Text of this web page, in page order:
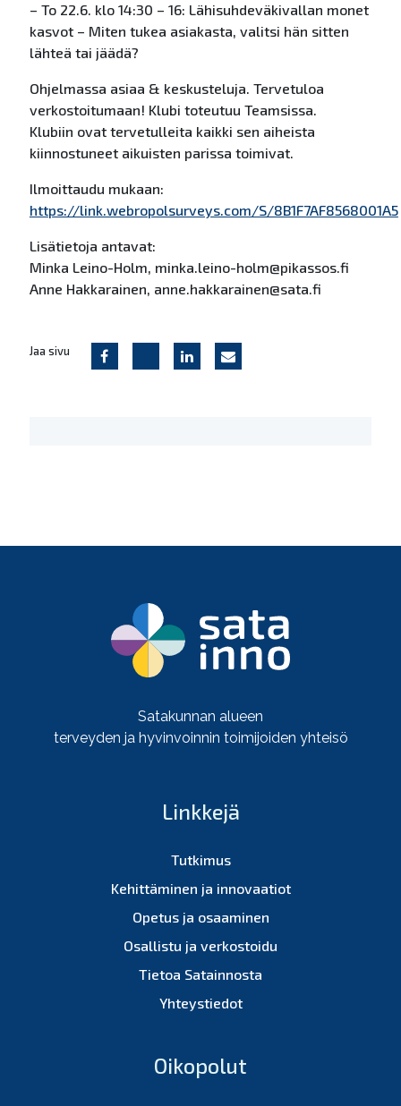
– To 22.6. klo 14:30 – 16: Lähisuhdeväkivallan monet
kasvot – Miten tukea asiakasta, valitsi hän sitten
lähteä tai jäädä?
Ohjelmassa asiaa & keskusteluja. Tervetuloa
verkostoitumaan! Klubi toteutuu Teamsissa.
Klubiin ovat tervetulleita kaikki sen aiheista
kiinnostuneet aikuisten parissa toimivat.
Ilmoittaudu mukaan:
https://link.webropolsurveys.com/S/8B1F7AF8568001A5
Lisätietoja antavat:
Minka Leino-Holm, minka.leino-holm@pikassos.fi
Anne Hakkarainen, anne.hakkarainen@sata.fi
Jaa sivu
Satakunnan alueen
terveyden ja hyvinvoinnin toimijoiden yhteisö
Linkkejä
Tutkimus
Kehittäminen ja innovaatiot
Opetus ja osaaminen
Osallistu ja verkostoidu
Tietoa Satainnosta
Yhteystiedot
Oikopolut